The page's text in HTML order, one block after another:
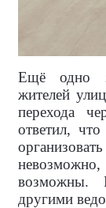
Ещё одно
жителей
перехода
ответил,
невозможно,
возможны.
другими